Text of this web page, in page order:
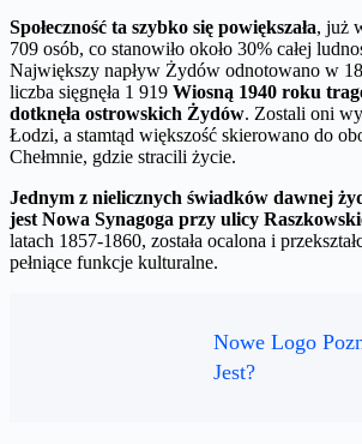
Społeczność ta szybko się powiększała, już
709 osób, co stanowiło około 30% całej
Największy napływ Żydów odnotowano w
liczba sięgnęła 1 919 Wiosną 1940 roku
dotknęła ostrowskich Żydów. Zostali oni
Łodzi, a stamtąd większość skierowano do
Chełmnie, gdzie stracili życie.
Jednym z nielicznych świadków dawnej
jest Nowa Synagoga przy ulicy
latach 1857-1860, została ocalona i
pełniące funkcje kulturalne.
Nowe Logo
Jest?